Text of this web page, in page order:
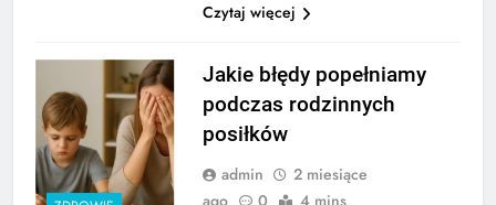
Czytaj więcej
Jakie błędy popełniamy
podczas rodzinnych
posiłków
admin
2 miesiące